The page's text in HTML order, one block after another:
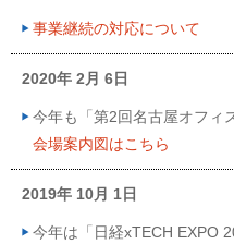
事業継続の対応について
2020年 2月 6日
今年も「第2回名古屋オフィ
会場案内図はこちら
2019年 10月 1日
今年は「日経xTECH EXPO